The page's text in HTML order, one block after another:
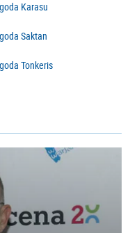
Karasu
Saktan
Tonkeris